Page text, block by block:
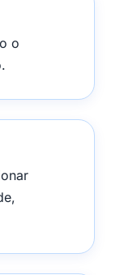
o